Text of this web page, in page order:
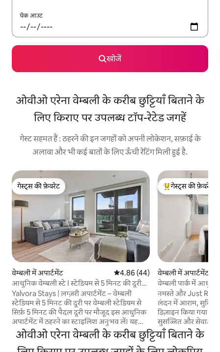
चेक आउट
खोजें
ओवीओ एरेना वेम्बली के करीब छुट्टियाँ बिताने के
लिए किराए पर उपलब्ध टॉप-रेटेड जगहें
गेस्ट सहमत हैं : ठहरने की इन जगहों को अपनी लोकेशन, सफ़ाई के
अलावा और भी कई बातों के लिए ऊँची रेटिंग मिली हुई है.
गेस्ट्स की फ़ेवरेट
गेस्ट्स की फ़ेवरेट
वेम्बली में अपार्टमेंट औसत रेटिंग 5 में से 4.86, 44 समीक्षाएँ
4.86 (44)
आधुनिक वेम्बली स्टे I स्टेडियम से 5 मिनट की दूरी
पर I 6 लोगों के सोने की जगह
Yalvora Stays | लग्ज़री अपार्टमेंट – वेम्बली
स्टेडियम से 5 मिनट की दूरी पर वेम्बली स्टेडियम से
सिर्फ़ 5 मिनट की पैदल दूरी पर मौजूद इस आधुनिक
अपार्टमेंट में ठहरने का स्टाइलिश अनुभव लें। यह
परिवारों, समूहों और व्यावसायिक यात्रियों के लिए
बिल्कुल सही है और यहाँ आपको आराम, सुविधा और
एक बेहतरीन लोकेशन मिलेगी। इसमें सोफ़ा वाली
गेस्ट्स का टॉप फ़ेवरेट
गेस्ट्स की फ़ेवरेट
वेम्बली में अपार्टमेंट
वेम्बली पार्क में
सिनेमा और काम करने
नमस्ते और Just
लंदन में आराम,
डिज़ाइन किया गया
सुसज्जित और सेवाओं वाला
वेम्बली लोकेशन ⭐ वेम्बली स्टेडियम से 5 मिनट की
पैदल दूरी पर 🎤 OVO
पैदल दूरी पर 🛍️ लंदन
ओवीओ एरेना वेम्बली के करीब छुट्टियाँ बिताने के